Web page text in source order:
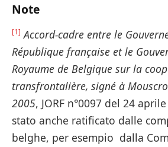
Note
[1] Accord-cadre entre le
République française et le
Royaume de Belgique sur la
transfrontalière, signé à
2005, JORF n°0097 del 24
stato anche ratificato dalle
belghe, per esempio dalla